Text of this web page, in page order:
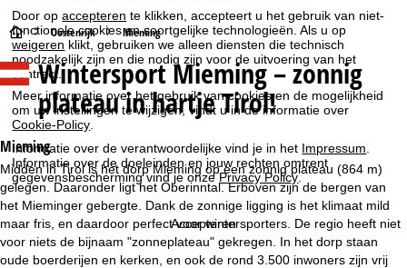
Door opaccepteren te klikken, accepteert u het gebruik van niet-
functionele cookies en soortgelijke technologieën. Als u op
weigeren klikt, gebruiken we alleen diensten die technisch
noodzakelijk zijn en die nodig zijn voor de uitvoering van het
contract.
Meer informatie over het gebruik van cookies en de mogelijkheid
om uw instellingen te wijzigen, vindt u in de informatie over
Cookie-Policy
Informatie over de verantwoordelijke vind je in het Impressum
Informatie over de doeleinden en jouw rechten omtrent
gegevensbescherming vind je onzePrivacy Policy.
Accepteren
S
t
a
r
t
p
a
Oostenrijk Mieming
WintersportMieming – zonnig
plateau in hartje Tirol!
Mieming
Midden in Tirol is het dorp Mieming op een zonnig plateau (864 m)
gelegen. Daaronder ligt het Oberinntal. Erboven zijn de bergen van
het Mieminger gebergte. Dank de zonnige ligging is het klimaat mild
maar fris, en daardoor perfect voor wintersporters. De regio heeft niet
voor niets de bijnaam "zonneplateau" gekregen. In het dorp staan
oude boerderijen en kerken, en ook de rond 3.500 inwoners zijn vrij